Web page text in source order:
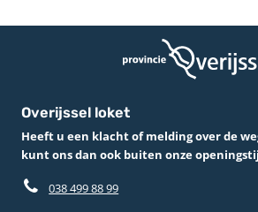
Overijssel loket
Heeft u een klacht of melding over de
kunt ons dan ook buiten onze
038 499 88 99